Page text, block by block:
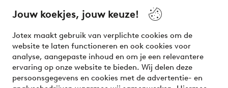
Jouw koekjes, jouw keuze!
Jotex maakt gebruik van verplichte cookies om de
website te laten functioneren en ook cookies voor
analyse, aangepaste inhoud en om je een relevantere
ervaring op onze website te bieden. Wij delen deze
persoonsgegevens en cookies met de advertentie- en
your wardrobe. Your next inspiring look is here!